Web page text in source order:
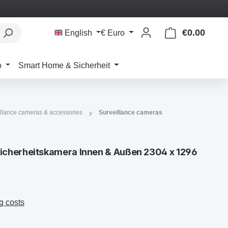
English € Euro €0.00
Smart Home & Sicherheit
cameras & accessories Surveillance cameras
Innen & Außen 2304 x 1296
costs